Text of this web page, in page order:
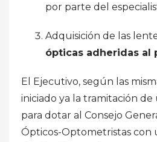
por parte del
Adquisición de las
ópticas adheridas al
El Ejecutivo, según las
iniciado ya la tramitación
para dotar al Consejo
Ópticos-Optometristas con